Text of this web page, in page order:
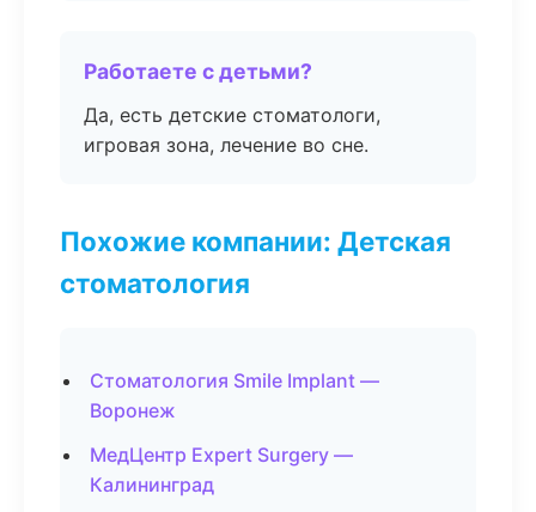
Работаете с детьми?
Да, есть детские стоматологи,
игровая зона, лечение во сне.
Похожие компании: Детская
стоматология
Стоматология Smile Implant —
Воронеж
МедЦентр Expert Surgery —
Калининград